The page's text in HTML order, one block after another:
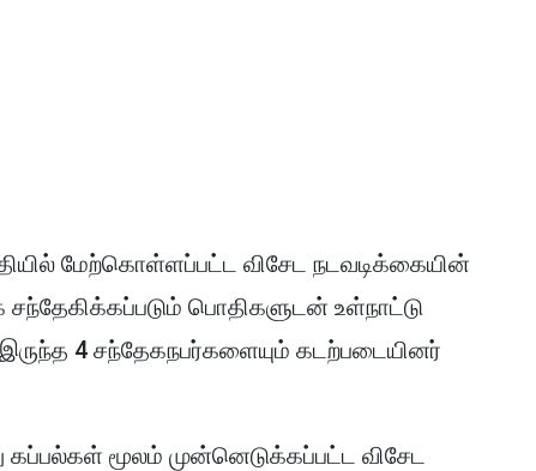
மேற்கொள்ளப்பட்ட விசேட நடவடிக்கையின்
பொதிகளுடன் உள்நாட்டு
4 சந்தேகநபர்களையும் கடற்படையினர்
மூலம் முன்னெடுக்கப்பட்ட விசேட